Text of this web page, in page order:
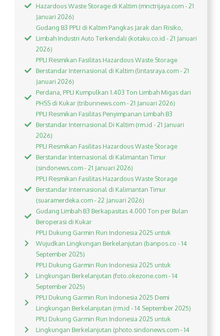
Hazardous Waste Storage di Kaltim (mnctrijaya.com - 21
Januari 2026)
Gudang B3 PPLI di Kaltim Pangkas Jarak dan Risiko,
Limbah Industri Auto Terkendali (kotaku.co.id - 21 Januari
2026)
PPLI Resmikan Fasilitas Hazardous Waste Storage
Berstandar Internasional di Kaltim (lintasraya.com - 21
Januari 2026)
Perdana, PPLI Kumpulkan 1.403 Ton Limbah Migas dari
PHSS di Kukar (tribunnews.com - 21 Januari 2026)
PPLI Resmikan Fasilitas Penyimpanan Limbah B3
Berstandar Internasional Di Kaltim (rm.id - 21 Januari
2026)
PPLI Resmikan Fasilitas Hazardous Waste Storage
Berstandar Internasional di Kalimantan Timur
(sindonews.com - 21 Januari 2026)
PPLI Resmikan Fasilitas Hazardous Waste Storage
Berstandar Internasional di Kalimantan Timur
(suaramerdeka.com - 22 Januari 2026)
Gudang Limbah B3 Berkapasitas 4.000 Ton per Bulan
Beroperasi di Kukar
PPLI Dukung Garmin Run Indonesia 2025 untuk
Wujudkan Lingkungan Berkelanjutan (banpos.co - 14
September 2025)
PPLI Dukung Garmin Run Indonesia 2025 untuk
Lingkungan Berkelanjutan (foto.okezone.com - 14
September 2025)
PPLI Dukung Garmin Run Indonesia 2025 Demi
Lingkungan Berkelanjutan (rm.id - 14 September 2025)
PPLI Dukung Garmin Run Indonesia 2025 untuk
Lingkungan Berkelanjutan (photo.sindonews.com - 14